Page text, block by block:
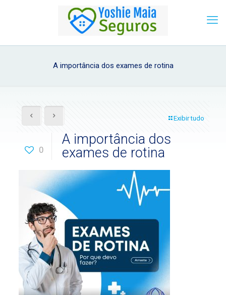
A importância dos exames de rotina
Exibir tudo
0
A importância dos
exames de rotina